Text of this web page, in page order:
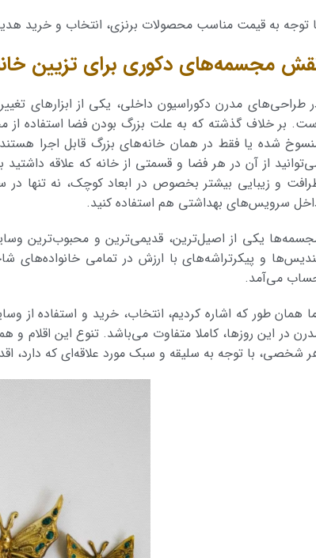
توجه به قیمت مناسب محصولات برنزی، انتخاب و خرید هدیه
مجسمه‌های دکوری برای تزیین
طراحی‌های مدرن دکوراسیون داخلی، یکی از ابزارهای
بر خلاف گذشته که به علت بزرگ بودن فضا استفاده از
شده یا فقط در همان خانه­‌های بزرگ قابل اجرا
از آن در هر فضا و قسمتی از خانه که علاقه داشتید
و زیبایی بیشتر بخصوص در ابعاد کوچک، نه تنها در
سرویس‌های بهداشتی هم استفاده کنید.
یکی از اصیل‌ترین، قدیمی‌ترین و محبوب‌ترین
و پیکر‌تراشه‌های با ارزش در تمامی
می‌آمد.
همان طور که اشاره کردیم، انتخاب، خرید و استفاده از
در این روز‌ها، کاملا متفاوت می‌باشد. تنوع این
شخصی، با توجه به سلیقه و سبک مورد علاقه‌‌ای که دارد،